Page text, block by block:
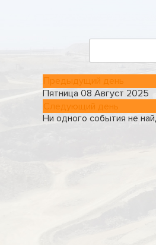
Предыдущий день
Пятница 08 Август 2025
Следующий день
Ни одного события не